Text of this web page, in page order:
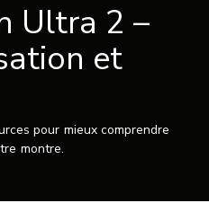
Ultra 2 –
et
pour mieux comprendre
montre.